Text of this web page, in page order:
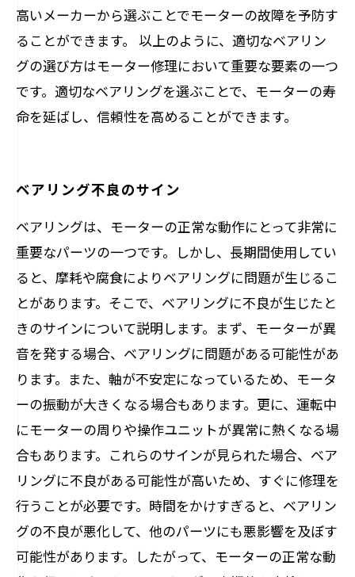
高いメーカーから選ぶことでモーターの故障を予防す
ることができます。 以上のように、適切なベアリン
グの選び方はモーター修理において重要な要素の一つ
です。適切なベアリングを選ぶことで、モーターの寿
命を延ばし、信頼性を高めることができます。
ベアリング不良のサイン
ベアリングは、モーターの正常な動作にとって非常に
重要なパーツの一つです。しかし、長期間使用してい
ると、摩耗や腐食によりベアリングに問題が生じるこ
とがあります。そこで、ベアリングに不良が生じたと
きのサインについて説明します。まず、モーターが異
音を発する場合、ベアリングに問題がある可能性があ
ります。また、軸が不安定になっているため、モータ
ーの振動が大きくなる場合もあります。更に、運転中
にモーターの周りや操作ユニットが異常に熱くなる場
合もあります。これらのサインが見られた場合、ベア
リングに不良がある可能性が高いため、すぐに修理を
行うことが必要です。時間をかけすぎると、ベアリン
グの不良が悪化して、他のパーツにも悪影響を及ぼす
可能性があります。したがって、モーターの正常な動